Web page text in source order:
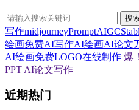
搜
写作midjourneyPromptAIGC
绘画免费AI写作AI绘画AI论文
AI绘画免费LOGO在线制作 爆
PPT AI论文写作
近期热门